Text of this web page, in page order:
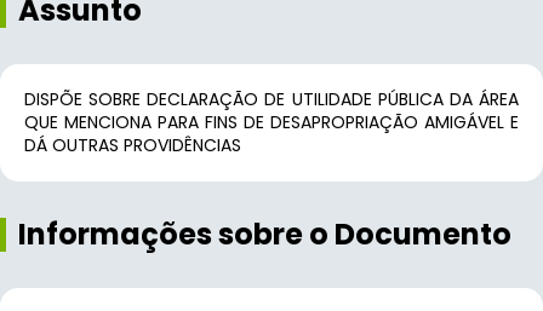
Assunto
DISPÕE SOBRE DECLARAÇÃO DE UTILIDADE PÚBLICA DA ÁREA
QUE MENCIONA PARA FINS DE DESAPROPRIAÇÃO AMIGÁVEL E
DÁ OUTRAS PROVIDÊNCIAS
Informações sobre o Documento